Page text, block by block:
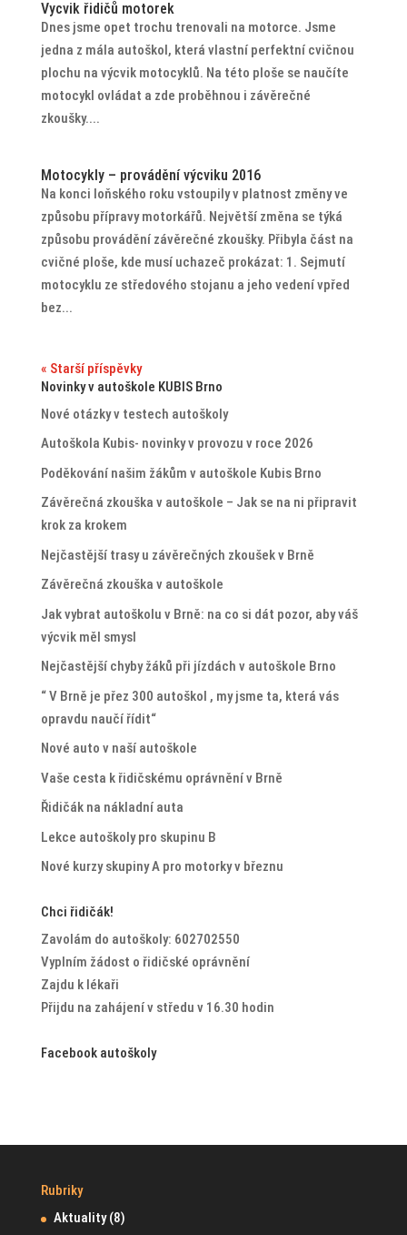
Vycvik řidičů motorek
Dnes jsme opet trochu trenovali na motorce. Jsme
jedna z mála autoškol, která vlastní perfektní cvičnou
plochu na výcvik motocyklů. Na této ploše se naučíte
motocykl ovládat a zde proběhnou i závěrečné
zkoušky....
Motocykly – provádění výcviku 2016
Na konci loňského roku vstoupily v platnost změny ve
způsobu přípravy motorkářů. Největší změna se týká
způsobu provádění závěrečné zkoušky. Přibyla část na
cvičné ploše, kde musí uchazeč prokázat: 1. Sejmutí
motocyklu ze středového stojanu a jeho vedení vpřed
bez...
« Starší příspěvky
Novinky v autoškole KUBIS Brno
Nové otázky v testech autoškoly
Autoškola Kubis- novinky v provozu v roce 2026
Poděkování našim žákům v autoškole Kubis Brno
Závěrečná zkouška v autoškole – Jak se na ni připravit
krok za krokem
Nejčastější trasy u závěrečných zkoušek v Brně
Závěrečná zkouška v autoškole
Jak vybrat autoškolu v Brně: na co si dát pozor, aby váš
výcvik měl smysl
Nejčastější chyby žáků při jízdách v autoškole Brno
“ V Brně je přez 300 autoškol , my jsme ta, která vás
opravdu naučí řídit“
Nové auto v naší autoškole
Vaše cesta k řidičskému oprávnění v Brně
Řidičák na nákladní auta
Lekce autoškoly pro skupinu B
Nové kurzy skupiny A pro motorky v březnu
Chci řidičák!
Zavolám do autoškoly: 602702550
Vyplním žádost o řidičské oprávnění
Zajdu k lékaři
Přijdu na zahájení v středu v 16.30 hodin
Facebook autoškoly
Rubriky
Aktuality(8)